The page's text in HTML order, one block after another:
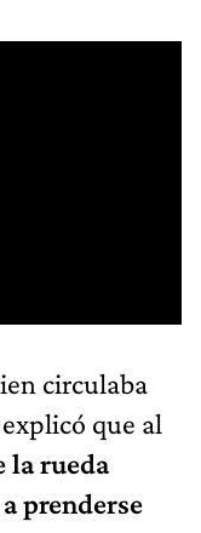
circulaba
que al
la rueda
prenderse